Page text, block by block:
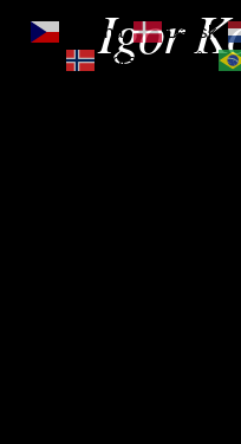
Igor
Čeština‎
Dansk
Norsk bokmål